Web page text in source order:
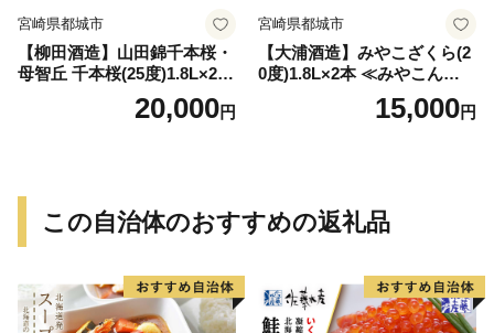
宮崎県都城市
【柳田酒造】山田錦千本桜・
母智丘 千本桜(25度)1.8L×2本
≪みやこんじょ特急便≫_AC
20,000円
宮崎県都城市
【大浦酒造】みやこざくら(2
0度)1.8L×2本 ≪みやこんじょ
特急便≫_MJ-077115,000円
この自治体のおすすめの返礼品